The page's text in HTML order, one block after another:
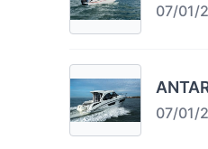
07/01/
07/01/